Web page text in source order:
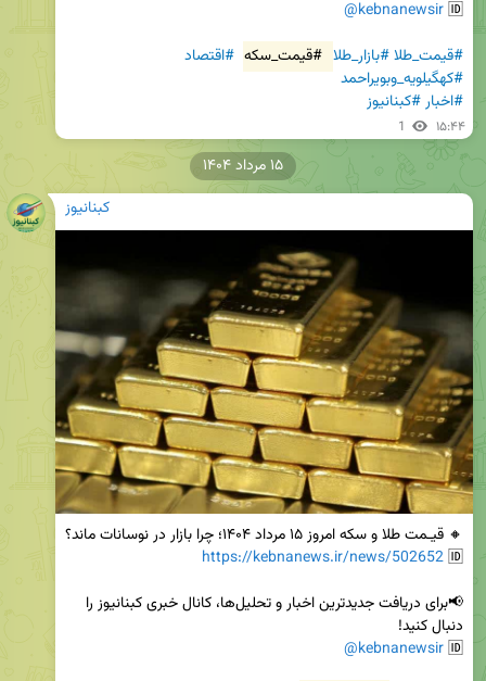
🆔
@kebnanewsir
#قیمت_طلا#بازار_طلا #قیمت_سکه #اقتصاد
#کهگیلویه_وبویراحمد
#اخبار#کبنانیوز
1 ۱۵:۴۴
کبنانیوز
🆔
https://kebnanews.ir/news/502652
🆔
@kebnanewsir
۱۵ مرداد ۱۴۰۴